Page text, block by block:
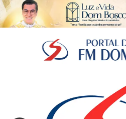
Sair da